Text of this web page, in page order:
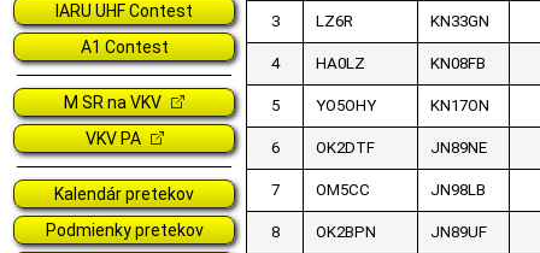
IARU UHF Contest
A1 Contest
M SR na VKV
VKV PA
Kalendár pretekov
Podmienky pretekov
3 LZ6R KN33GN
4 HA0LZ KN08FB
5 YO5OHY KN17ON
6 OK2DTF JN89NE
7 OM5CC JN98LB
8 OK2BPN JN89UF